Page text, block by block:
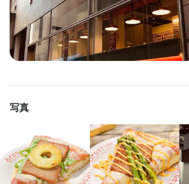
写真
勤務時間
9:00~23:00(シフト制、週2日～OK,1日５H～OK)
ランチタイムのみ勤務OK 終電考慮あり フルタイム歓迎
週2日からOK
週4日以上OK シフト制
休日・休暇
2週間ごとのシフト制
待遇